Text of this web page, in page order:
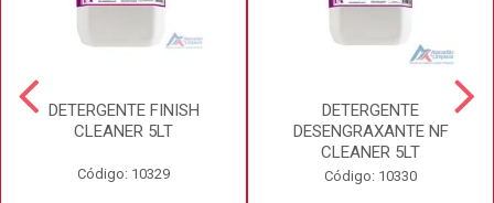
DETERGENTE FINISH
CLEANER 5LT
Código: 10329
DETERGENTE
DESENGRAXANTE NF
CLEANER 5LT
Código: 10330